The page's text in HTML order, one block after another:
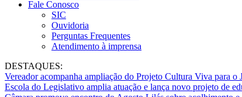
Fale Conosco
SIC
Ouvidoria
Perguntas Frequentes
Atendimento à imprensa
DESTAQUES:
Vereador acompanha ampliação do Projeto Cultura Viva para o
Escola do Legislativo amplia atuação e lança novo projeto de